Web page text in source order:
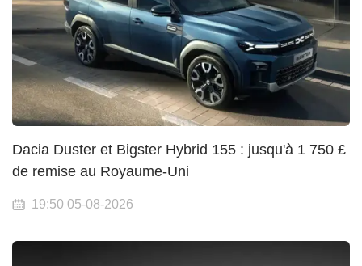
Dacia Duster et Bigster Hybrid 155 : jusqu'à 1 750 £
de remise au Royaume-Uni
19:50 05-08-2026